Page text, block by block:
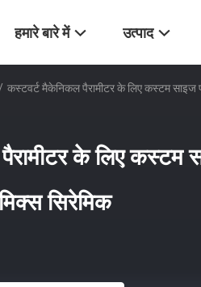
हमारे बारे में उत्पाद
/ कस्टवर्ट मैकेनिकल पैरामीटर के लिए कस्टम साइज
के लिए कस्टम
सिरेमिक